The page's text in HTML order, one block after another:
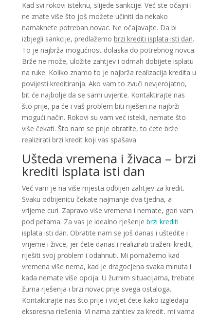
Kad svi rokovi isteknu, slijede sankcije. Već ste očajni i
ne znate više što još možete učiniti da nekako
namaknete potreban novac. Ne očajavajte. Da bi
izbjegli sankcije, predlažemo brzi krediti isplata isti dan.
To je najbrža mogućnost dolaska do potrebnog novca.
Brže ne može, uložite zahtjev i odmah dobijete isplatu
na ruke. Koliko znamo to je najbrža realizacija kredita u
povijesti kreditiranja. Ako vam to zvuči nevjerojatno,
bit će najbolje da se sami uvjerite. Kontaktirajte nas
što prije, pa će i vaš problem biti riješen na najbrži
mogući način. Rokovi su vam već istekli, nemate što
više čekati. Što nam se prije obratite, to ćete brže
realizirati brzi kredit koji vas spašava.
Ušteda vremena i živaca – brzi
krediti isplata isti dan
Već vam je na više mjesta odbijen zahtjev za kredit.
Svaku odbijenicu čekate najmanje dva tjedna, a
vrijeme curi. Zapravo više vremena i nemate, gori vam
pod petama. Za vas je idealno rješenje brzi krediti
isplata isti dan. Obratite nam se još danas i uštedite i
vrijeme i živce, jer ćete danas i realizirati traženi kredit,
riješiti svoj problem i odahnuti. Mi pomažemo kad
vremena više nema, kad je dragocjena svaka minuta i
kada nemate više opcija. U žurnim situacijama, trebate
žurna rješenja i brzi novac prije svega ostaloga.
Kontaktirajte nas što prije i vidjet ćete kako izgledaju
ekspresna rješenja. Vi nama zahtjev za kredit, mi vama